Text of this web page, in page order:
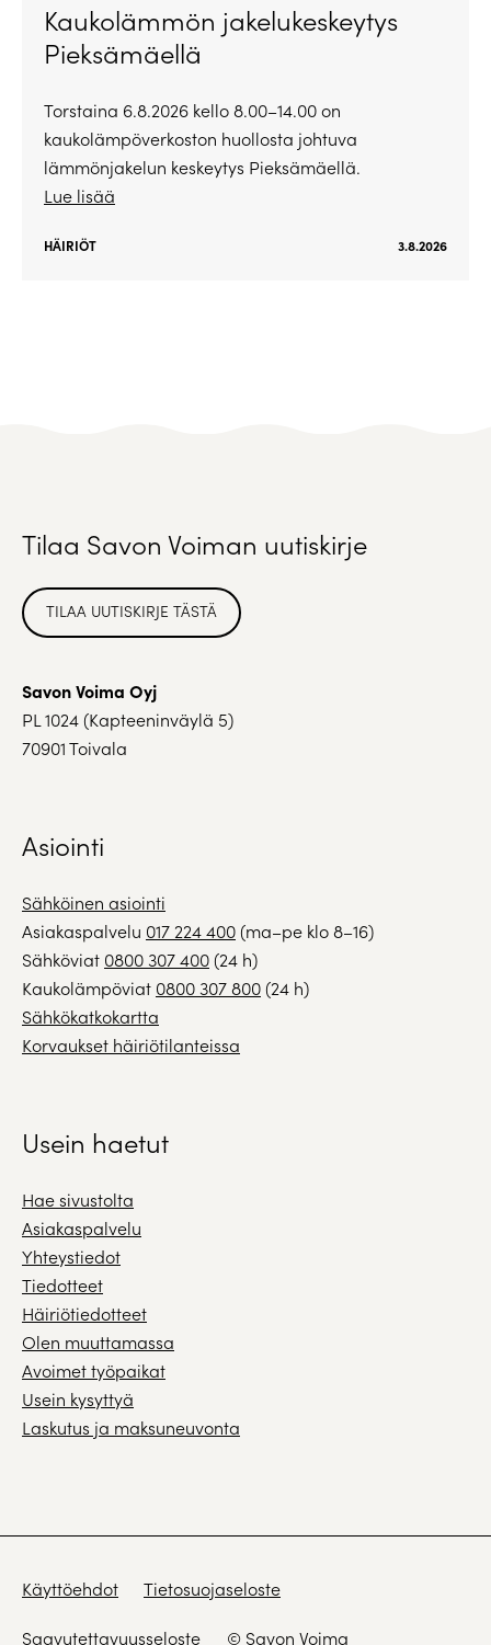
Kaukolämmön jakelukeskeytys
Pieksämäellä
Torstaina 6.8.2026 kello 8.00–14.00 on
kaukolämpöverkoston huollosta johtuva
lämmönjakelun keskeytys Pieksämäellä.
Lue lisää
HÄIRIÖT 3.8.2026
Tilaa Savon Voiman uutiskirje
TILAA UUTISKIRJE TÄSTÄ
Savon Voima Oyj
PL 1024 (Kapteeninväylä 5)
70901 Toivala
Asiointi
Sähköinen asiointi
Asiakaspalvelu 017 224 400(ma–pe klo 8–16)
Sähköviat 0800 307 400(24 h)
Kaukolämpöviat 0800 307 800(24 h)
Sähkökatkokartta
Korvaukset häiriötilanteissa
Usein haetut
Hae sivustolta
Asiakaspalvelu
Yhteystiedot
Tiedotteet
Häiriötiedotteet
Olen muuttamassa
Avoimet työpaikat
Usein kysyttyä
Laskutus ja maksuneuvonta
Käyttöehdot Tietosuojaseloste
Saavutettavuusseloste © Savon Voima